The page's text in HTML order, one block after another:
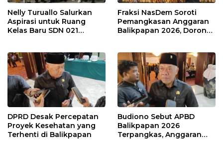
Nelly Turuallo Salurkan
Aspirasi untuk Ruang
Kelas Baru SDN 021
Fraksi NasDem Soroti
Pemangkasan Anggaran
Balikpapan 2026, Dorong
DPRD Desak Percepatan
Proyek Kesehatan yang
Terhenti di Balikpapan
Budiono Sebut APBD
Balikpapan 2026
Terpangkas, Anggaran